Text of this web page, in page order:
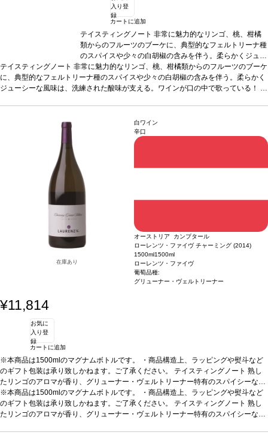
入り登
録
カートに追加
テイスティングノート非常に魅力的なリンゴ、桃、柑橘
類からのフルーツのブーケに、典型的なフェルトリーナ種
のスパイスや少々の白胡椒の含みを伴う。柔らかくジュー
シーな風味は、洗練された酸味が支える。ワインが口の中
で歌っている！葡萄品種グリューナー・ヴェルトリーナ
ー 100%認証オーストリア・サステナブル認証*本ヴィン
テイスティングノート 非常に魅力的なリンゴ、桃、柑橘類からのフルーツのブーケ
に、典型的なフェルトリーナ種のスパイスや少々の白胡椒の含みを伴う。柔らかく
ジューシーな風味は、洗練された酸味が支える。ワインが口の中で歌っている！ 葡
次のヴィンテージに変更されます、ご了承ください。
在庫あり
白ワイン
辛口
オーストリア カンプタール
ローレンツ・ファイヴ チャーミング (2014)
1500ml1500ml
ローレンツ・ファイヴ
葡萄品種:
グリューナー・ヴェルトリーナー
¥11,814
お気に
入り登
録
カートに追加
※本商品は1500mlのマグナムボトルです。 ・商品構造上、ラッピングや熨斗など
のギフト包装は承り致しかねます。ご了承ください。 テイスティングノート 熟し
たリンゴのアロマが香り、グリューナー・ヴェルトリーナー特有のスパイシーな芳
香が溶け、魅力的な果実のブーケを作り出す。柔らかく、ジューシーな味わいを、
上質な果物の酸味が支えている。非常に調和し、滑らかな口当たりは完璧な風味。
これはシンプルにチャーミングなワイン！葡萄品種グリューナー・ヴェルトリー
※本商品は1500mlのマグナムボトルです。 ・商品構造上、ラッピングや熨斗など
のギフト包装は承り致しかねます。ご了承ください。 テイスティングノート 熟し
たリンゴのアロマが香り、グリューナー・ヴェルトリーナー特有のスパイシーな芳